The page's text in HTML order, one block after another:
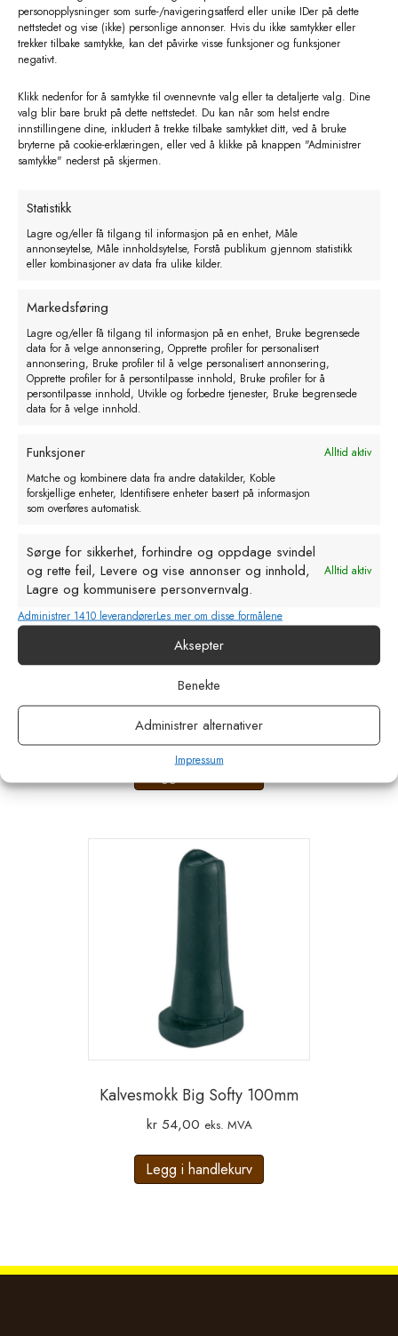
personopplysninger som surfe-/navigeringsatferd eller unike IDer på dette
nettstedet og vise (ikke) personlige annonser. Hvis du ikke samtykker eller
trekker tilbake samtykke, kan det påvirke visse funksjoner og funksjoner
negativt.
Klikk nedenfor for å samtykke til ovennevnte valg eller ta detaljerte valg. Dine
valg blir bare brukt på dette nettstedet. Du kan når som helst endre
innstillingene dine, inkludert å trekke tilbake samtykket ditt, ved å bruke
bryterne på cookie-erklæringen, eller ved å klikke på knappen "Administrer
samtykke" nederst på skjermen.
Statistikk
Lagre og/eller få tilgang til informasjon på en enhet, Måle
annonseytelse, Måle innholdsytelse, Forstå publikum gjennom statistikk
eller kombinasjoner av data fra ulike kilder.
Markedsføring
Lagre og/eller få tilgang til informasjon på en enhet, Bruke begrensede
data for å velge annonsering, Opprette profiler for personalisert
annonsering, Bruke profiler til å velge personalisert annonsering,
Opprette profiler for å persontilpasse innhold, Bruke profiler for å
persontilpasse innhold, Utvikle og forbedre tjenester, Bruke begrensede
data for å velge innhold.
Funksjoner
Alltid aktiv
Matche og kombinere data fra andre datakilder, Koble
forskjellige enheter, Identifisere enheter basert på informasjon
som overføres automatisk.
Sørge for sikkerhet, forhindre og oppdage svindel
og rette feil, Levere og vise annonser og innhold,
Lagre og kommunisere personvernvalg.
Alltid aktiv
Administrer 1410 leverandørerLes mer om disse formålene
Aksepter
Benekte
Administrer alternativer
Impressum
Legg i handlekurv
Klauvsaks. uten tenner. 26 cm lang.
Grøn
kr120,00 eks. MVA
Kalvesmokk Big Softy 100mm
kr54,00 eks. MVA
Legg i handlekurv